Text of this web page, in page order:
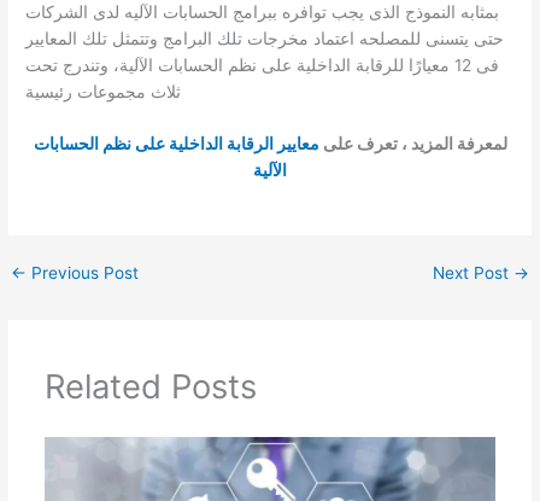
بمثابه النموذج الذى يجب توافره ببرامج الحسابات الآليه لدى الشركات
حتى يتسنى للمصلحه اعتماد مخرجات تلك البرامج وتتمثل تلك المعايير
فى 12 معيارًا للرقابة الداخلية على نظم الحسابات الآلية، وتندرج تحت
ثلاث مجموعات رئيسية
لمعرفة المزيد ، تعرف على معايير الرقابة الداخلية على نظم الحسابات
الآلية
← Previous Post Next Post →
Related Posts